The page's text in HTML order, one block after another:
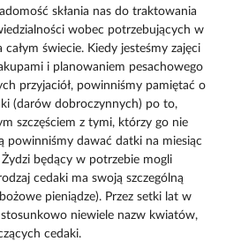
skłania nas do traktowania
wobec potrzebujących w
całym świecie. Kiedy jesteśmy zajęci
i planowaniem pesachowego
przyjaciół, powinniśmy pamiętać o
(darów dobroczynnych) po to,
szczęściem z tymi, którzy go nie
powinniśmy dawać datki na miesiąc
będący w potrzebie mogli
cedaki ma swoją szczególną
pieniądze). Przez setki lat w
stosunkowo niewiele nazw kwiatów,
cedaki.